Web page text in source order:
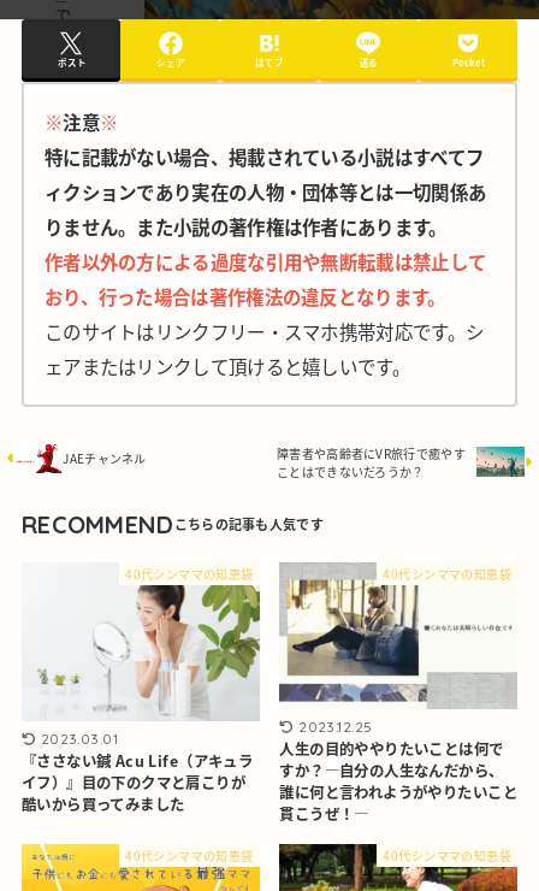
ポスト シェア はてブ 送る Pocket
※注意※
特に記載がない場合、掲載されている小説はすべてフ
ィクションであり実在の人物・団体等とは一切関係あ
りません。また小説の著作権は作者にあります。
作者以外の方による過度な引用や無断転載は禁止して
おり、行った場合は著作権法の違反となります。
このサイトはリンクフリー・スマホ携帯対応です。シ
ェアまたはリンクして頂けると嬉しいです。
JAEチャンネル
障害者や高齢者にVR旅行で癒やす
ことはできないだろうか？
RECOMMEND
40代シンママの知恵袋
2023.03.01
『ささない鍼 Acu Life（アキュラ
イフ）』目の下のクマと肩こりが
酷いから買ってみました
40代シンママの知恵袋
2023.12.25
人生の目的ややりたいことは何で
すか？―自分の人生なんだから、
誰に何と言われようがやりたいこと
貫こうぜ！―
40代シンママの知恵袋 40代シンママの知恵袋